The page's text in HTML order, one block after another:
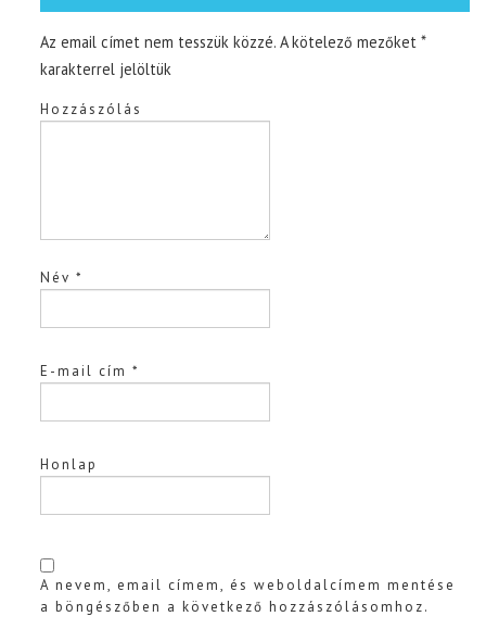
Az email címet nem tesszük közzé. A kötelező mezőket*
karakterrel jelöltük
Hozzászólás
Név*
E-mail cím*
Honlap
A nevem, email címem, és weboldalcímem mentése
a böngészőben a következő hozzászólásomhoz.